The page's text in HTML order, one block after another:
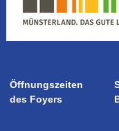
Öffnungszeiten
des Foyers